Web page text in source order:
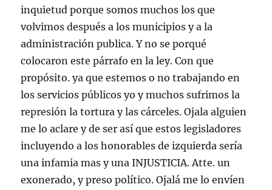
inquietud porque somos muchos los que
volvimos después a los municipios y a la
administración publica. Y no se porqué
colocaron este párrafo en la ley. Con que
propósito. ya que estemos o no trabajando en
los servicios públicos yo y muchos sufrimos la
represión la tortura y las cárceles. Ojala alguien
me lo aclare y de ser así que estos legisladores
incluyendo a los honorables de izquierda sería
una infamia mas y una INJUSTICIA. Atte. un
exonerado, y preso político. Ojalá me lo envíen